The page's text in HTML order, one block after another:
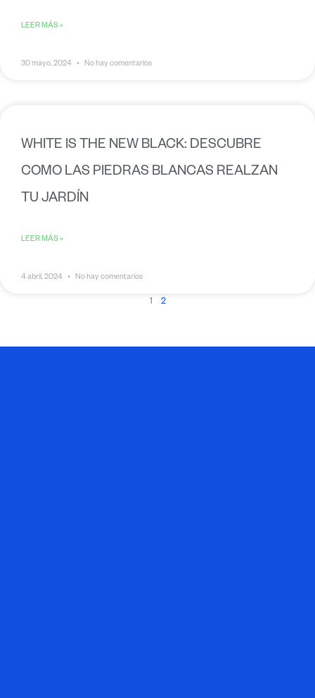
LEER MÁS »
30 mayo, 2024 No hay comentarios
WHITE IS THE NEW BLACK: DESCUBRE
COMO LAS PIEDRAS BLANCAS REALZAN
TU JARDÍN
LEER MÁS »
4 abril, 2024 No hay comentarios
1 2